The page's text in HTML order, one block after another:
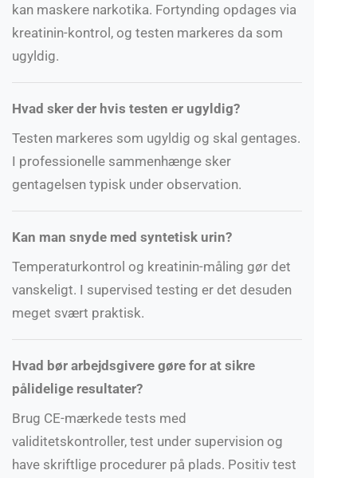
kan maskere narkotika. Fortynding opdages via
kreatinin-kontrol, og testen markeres da som
ugyldig.
Hvad sker der hvis testen er ugyldig?
Testen markeres som ugyldig og skal gentages.
I professionelle sammenhænge sker
gentagelsen typisk under observation.
Kan man snyde med syntetisk urin?
Temperaturkontrol og kreatinin-måling gør det
vanskeligt. I supervised testing er det desuden
meget svært praktisk.
Hvad bør arbejdsgivere gøre for at sikre
pålidelige resultater?
Brug CE-mærkede tests med
validitetskontroller, test under supervision og
have skriftlige procedurer på plads. Positiv test